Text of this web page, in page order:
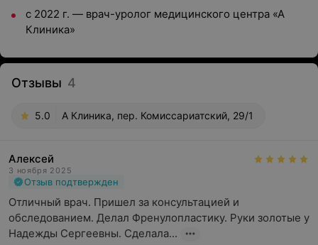
с 2022 г. — врач-уролог медицинского центра «А
Клиника»
Отзывы 4
5.0 А Клиника, пер. Комиссариатский, 29/1
Алексей
3 ноября 2025
Отзыв подтвержден
Отличный врач. Пришел за консультацией и
обследованием. Делал Френулопластику. Руки золотые у
Надежды Сергеевны. Сделала...